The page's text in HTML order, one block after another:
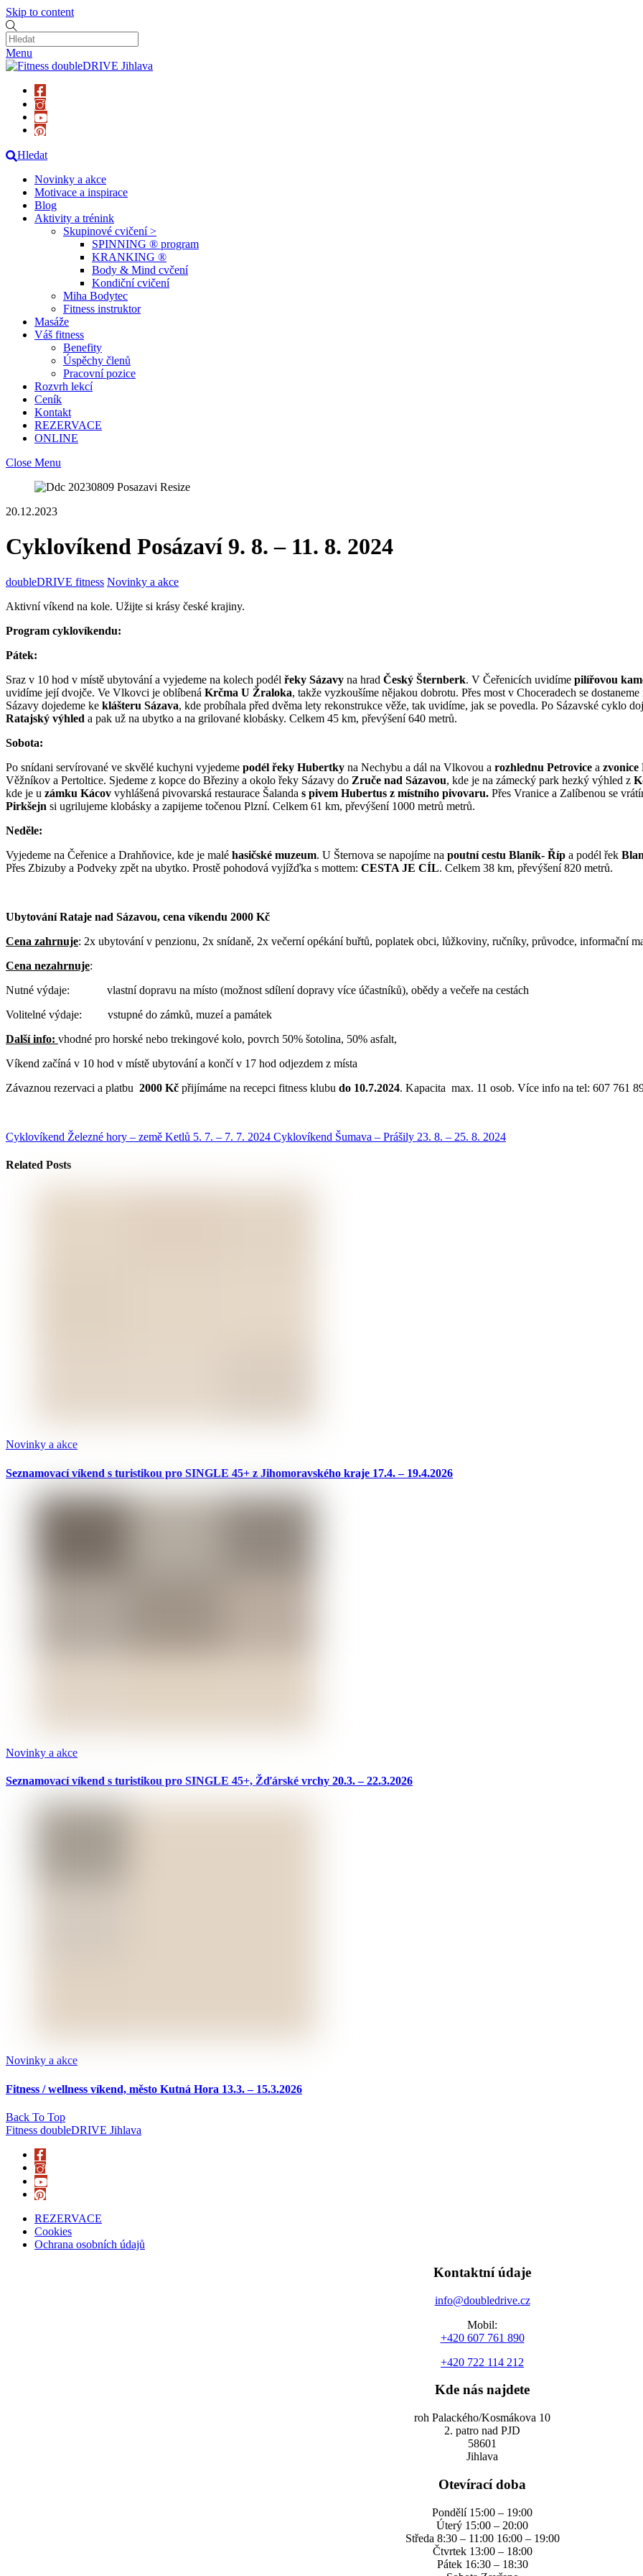
Skip to content
Menu
Hledat
Novinky a akce
Motivace a inspirace
Blog
Aktivity a trénink
Skupinové cvičení >
SPINNING ® program
KRANKING ®
Body & Mind cvčení
Kondiční cvičení
Miha Bodytec
Fitness instruktor
Masáže
Váš fitness
Benefity
Úspěchy členů
Pracovní pozice
Rozvrh lekcí
Ceník
Kontakt
REZERVACE
ONLINE
Close Menu
20.12.2023
Cyklovíkend Posázaví 9. 8. – 11. 8. 2024
doubleDRIVE fitness Novinky a akce
Aktivní víkend na kole. Užijte si krásy české krajiny.
Program cyklovíkendu:
Pátek:
Sraz v 10 hod v místě ubytování a vyjedeme na kolech podél řeky Sázavy na hrad Český Šternberk. V Čeřenicích uvidíme pilířovou
uvidíme její dvojče. Ve Vlkovci je oblíbená Krčma U Žraloka, takže vyzkoušíme nějakou dobrotu. Přes most v Choceradech se
Sázavy dojedeme ke klášteru Sázava, kde probíhala před dvěma lety rekonstrukce věže, tak uvidíme, jak se povedla. Po Sázavské cyklo
Ratajský výhled a pak už na ubytko a na grilované klobásky. Celkem 45 km, převýšení 640 metrů.
Sobota:
Po snídani servírované ve skvělé kuchyni vyjedeme podél řeky Hubertky na Nechybu a dál na Vlkovou a rozhlednu Petrovice a zvonice
Věžníkov a Pertoltice. Sjedeme z kopce do Březiny a okolo řeky Sázavy do Zruče nad Sázavou, kde je na zámecký park hezký výhled z
kde je u zámku Kácov vyhlášená pivovarská restaurace Šalanda s pivem Hubertus z místního pivovaru. Přes Vranice a Zalíbenou se
Pirkšejn si ugrilujeme klobásky a zapijeme točenou Plzní. Celkem 61 km, převýšení 1000 metrů metrů.
Neděle:
Vyjedeme na Čeřenice a Drahňovice, kde je malé hasičské muzeum. U Šternova se napojíme na poutní cestu Blaník- Říp a podél řek
Přes Zbizuby a Podveky zpět na ubytko. Prostě pohodová vyjížďka s mottem: CESTA JE CÍL. Celkem 38 km, převýšení 820 metrů.
Ubytování Rataje nad Sázavou, cena víkendu 2000 Kč
Cena zahrnuje: 2x ubytování v penzionu, 2x snídaně, 2x večerní opékání buřtů, poplatek obci, lůžkoviny, ručníky, průvodce, informační
Cena nezahrnuje:
Nutné výdaje: vlastní dopravu na místo (možnost sdílení dopravy více účastníků), obědy a večeře na cestách
Volitelné výdaje: vstupné do zámků, muzeí a památek
Další info: vhodné pro horské nebo trekingové kolo, povrch 50% šotolina, 50% asfalt,
Víkend začíná v 10 hod v místě ubytování a končí v 17 hod odjezdem z místa
Závaznou rezervaci a platbu 2000 Kč přijímáme na recepci fitness klubu do 10.7.2024. Kapacita max. 11 osob. Více info na tel: 607 761
Cyklovíkend Železné hory – země Ketlů 5. 7. – 7. 7. 2024 Cyklovíkend Šumava – Prášily 23. 8. – 25. 8. 2024
Related Posts
Novinky a akce
Seznamovací víkend s turistikou pro SINGLE 45+ z Jihomoravského kraje 17.4. – 19.4.2026
Novinky a akce
Seznamovací víkend s turistikou pro SINGLE 45+, Žďárské vrchy 20.3. – 22.3.2026
Novinky a akce
Fitness / wellness víkend, město Kutná Hora 13.3. – 15.3.2026
Back To Top
Fitness doubleDRIVE Jihlava
REZERVACE
Cookies
Ochrana osobních údajů
Kontaktní údaje
info@doubledrive.cz
Mobil:
+420 607 761 890
+420 722 114 212
Kde nás najdete
roh Palackého/Kosmákova 10
2. patro nad PJD
58601
Jihlava
Otevírací doba
Pondělí 15:00 – 19:00
Úterý 15:00 – 20:00
Středa 8:30 – 11:00 16:00 – 19:00
Čtvrtek 13:00 – 18:00
Pátek 16:30 – 18:30